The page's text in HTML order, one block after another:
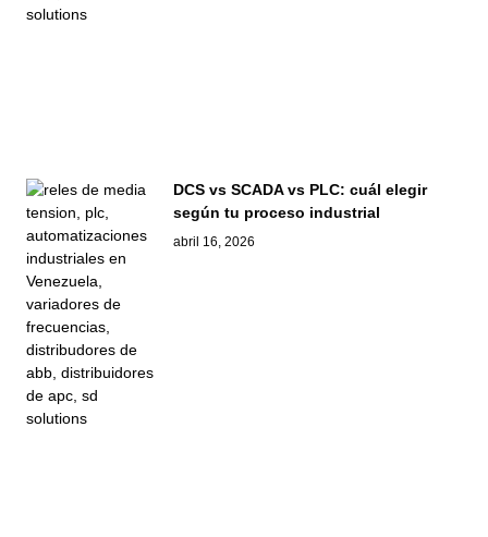
DCS vs SCADA vs PLC: cuál elegir
según tu proceso industrial
abril 16, 2026